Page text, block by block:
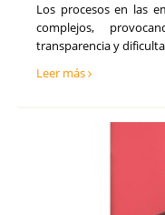
​Los procesos en las
complejos,
transparencia y
Leer más